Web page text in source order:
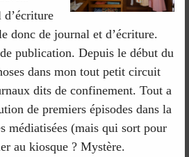
d’écriture
donc de journal et d’écriture.
publication. Depuis le début du
dans mon tout petit circuit
dits de confinement. Tout a
de premiers épisodes dans la
médiatisées (mais qui sort pour
au kiosque ? Mystère.